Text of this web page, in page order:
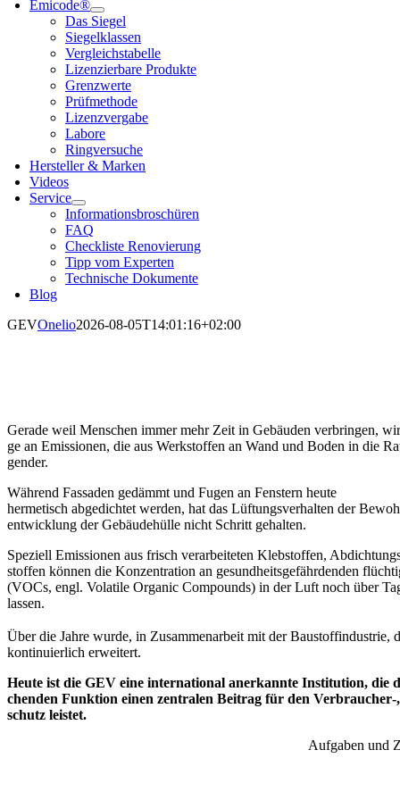
Emi­code®
Das Sie­gel
Sie­gel­klas­sen
Ver­gleichs­ta­bel­le
Lizen­zier­ba­re Pro­duk­te
Grenz­wer­te
Prüf­me­tho­de
Lizenz­ver­ga­be
Labo­re
Ring­ver­su­che
Her­stel­ler & Mar­ken
Vide­os
Ser­vice
Infor­ma­ti­ons­bro­schü­ren
FAQ
Check­lis­te Reno­vie­rung
Tipp vom Exper­ten
Tech­ni­sche Doku­men­te
Blog
GEVOnelio2026-08-05T14:01:16+02:00
Gera­de weil Men­schen immer mehr Zeit in Gebäu­den ver­brin­gen,
ge an Emis­sio­nen, die aus Werk­stof­fen an Wand und Boden in die
gen­der.
Wäh­rend Fas­sa­den gedämmt und Fugen an Fens­tern heu­te
her­me­tisch abge­dich­tet wer­den, hat das Lüf­tungs­ver­hal­ten der
ent­wick­lung der Gebäu­de­hül­le nicht Schritt gehal­ten.
Spe­zi­ell Emis­sio­nen aus frisch ver­ar­bei­te­ten Kleb­stof­fen,
stof­fen kön­nen die Kon­zen­tra­ti­on an gesund­heits­ge­fähr­den­den
(VOCs, engl. Vola­ti­le Orga­nic Com­pounds) in der Luft noch über
las­sen.
Über die Jah­re wur­de, in Zusam­men­ar­beit mit der Bau­stoff­in­dus­trie,
kon­ti­nu­ier­lich erwei­tert.
Heu­te ist die GEV eine inter­na­tio­nal aner­kann­te Insti­tu­ti­on,
chen­den Funk­ti­on einen zen­tra­len Bei­trag für den
schutz leis­tet.
Auf­ga­ben und